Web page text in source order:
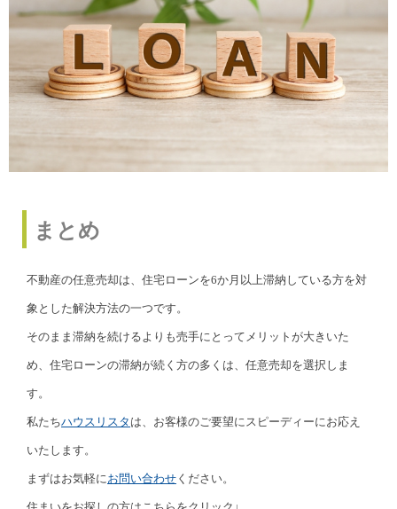
まとめ
不動産の任意売却は、住宅ローンを6か月以上滞納している方を対
象とした解決方法の一つです。
そのまま滞納を続けるよりも売手にとってメリットが大きいた
め、住宅ローンの滞納が続く方の多くは、任意売却を選択しま
す。
私たちハウスリスタ は、お客様のご要望にスピーディーにお応え
いたします。
まずはお気軽に お問い合わせ ください。